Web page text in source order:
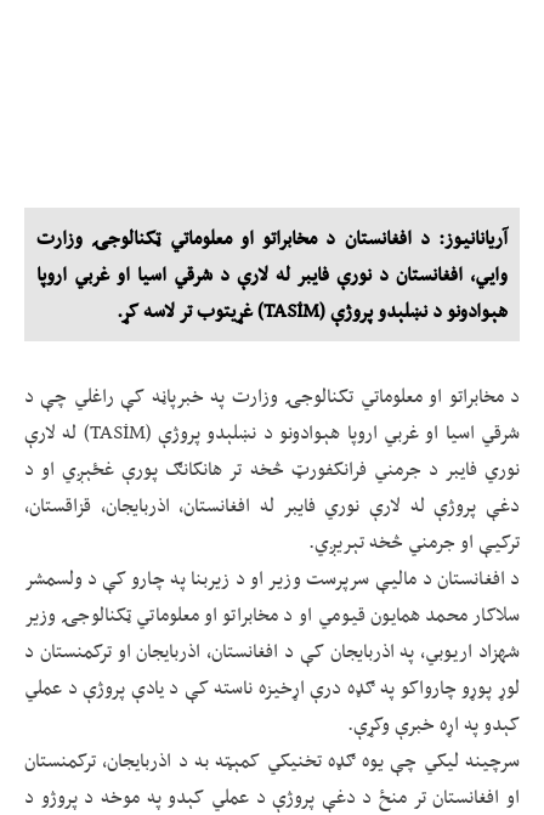
آریانانیوز: د افغانستان د مخابراتو او معلوماتي ټکنالوجۍ وزارت
وايي، افغانستان د نورې فايبر له لارې د شرقي اسيا او غربي اروپا
هېوادونو د نښلېدو پروژې (TASİM) غړيتوب تر لاسه کړ.
د مخابراتو او معلوماتي تکنالوجۍ وزارت په خبرپاڼه کې راغلي چې د
شرقي اسيا او غربي اروپا هېوادونو د نښلېدو پروژې (TASİM) له لارې
نوري فايبر د جرمني فرانکفورټ څخه تر هانکانګ پورې غځېږي او د
دغې پروژې له لارې نوري فایبر له افغانستان، اذربایجان، قزاقستان،
ترکيې او جرمني څخه تېریږي.
د افغانستان د ماليې سرپرست وزیر او د زیربنا په چارو کې د ولسمشر
سلاکار محمد همايون قيومي او د مخابراتو او معلوماتي ټکنالوجۍ وزیر
شهزاد اريوبي، په اذربایجان کې د افغانستان، اذربايجان او ترکمنستان د
لوړ پوړو چارواکو په ګډه درې اړخيزه ناسته کې د يادې پروژې د عملي
کېدو په اړه خبرې وکړې.
سرچينه ليکي چې یوه ګډه تخنيکي کمېټه به د اذربايجان، ترکمنستان
او افغانستان تر منځ د دغې پروژې د عملي کېدو په موخه د پروژو د